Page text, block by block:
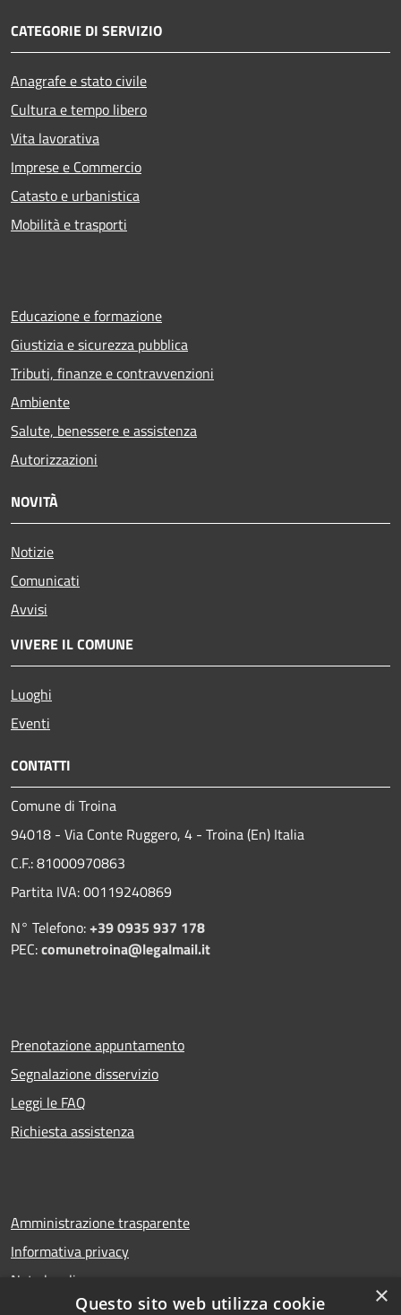
CATEGORIE DI SERVIZIO
Anagrafe e stato civile
Cultura e tempo libero
Vita lavorativa
Imprese e Commercio
Catasto e urbanistica
Mobilità e trasporti
Educazione e formazione
Giustizia e sicurezza pubblica
Tributi, finanze e contravvenzioni
Ambiente
Salute, benessere e assistenza
Autorizzazioni
NOVITÀ
Notizie
Comunicati
Avvisi
VIVERE IL COMUNE
Luoghi
Eventi
CONTATTI
Comune di Troina
94018 - Via Conte Ruggero, 4 - Troina (En) Italia
C.F.: 81000970863
Partita IVA: 00119240869
N° Telefono:+39 0935 937 178
PEC:comunetroina@legalmail.it
Prenotazione appuntamento
Segnalazione disservizio
Leggi le FAQ
Richiesta assistenza
Amministrazione trasparente
Informativa privacy
Note legali
Dichiarazione di accessibilità
×
Questo sito web utilizza cookie